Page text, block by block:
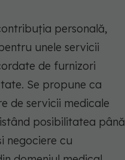
personală,
unele servicii
de furnizori
Se propune ca
de servicii medicale
posibilitatea până
negociere cu